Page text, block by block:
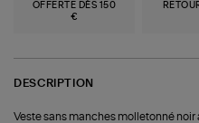
OFFERTE DÈS 150
€
DESCRIPTION
Veste sans manches molletonné